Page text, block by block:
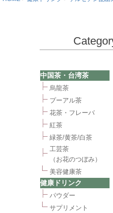
中国茶・台湾茶
烏龍茶
プーアル茶
花茶・フレーバ
紅茶
緑茶/黄茶/白茶
工芸茶
（お花のつぼみ）
美容健康茶
健康ドリンク
パウダー
サプリメント